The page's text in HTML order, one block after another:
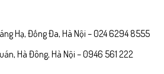
Hạ, Đống Đa, Hà Nội – 024 6294 8555
Hà Đông, Hà Nội – 0946 561 222